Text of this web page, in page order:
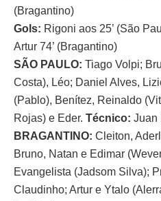
(Bragantino)
Gols: Rigoni aos 25’ (São
Artur 74’ (Bragantino)
SÃO PAULO: Tiago Volpi;
Costa), Léo; Daniel Alves,
(Pablo), Benítez, Reinaldo
Rojas) e Eder. Técnico: Juan
BRAGANTINO: Cleiton,
Bruno, Natan e Edimar
Evangelista (Jadsom Silva);
Claudinho; Artur e Ytalo